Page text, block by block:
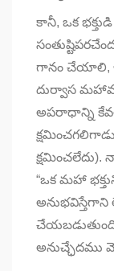
కానీ, ఒక
గానం చేయాలి,
దుర్వాస
అపరాధాన్ని
“ఒక మహా
అనుభవిస్తేగాని
అనుచ్ఛేదము